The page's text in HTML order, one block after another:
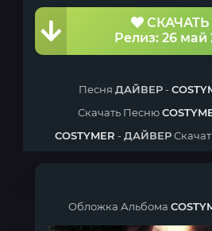
СКАЧАТЬ
Релиз: 26 май
Песня ДАЙВЕР-
Скачать Песню
COSTYMER -ДАЙВЕР
Обложка Альбома